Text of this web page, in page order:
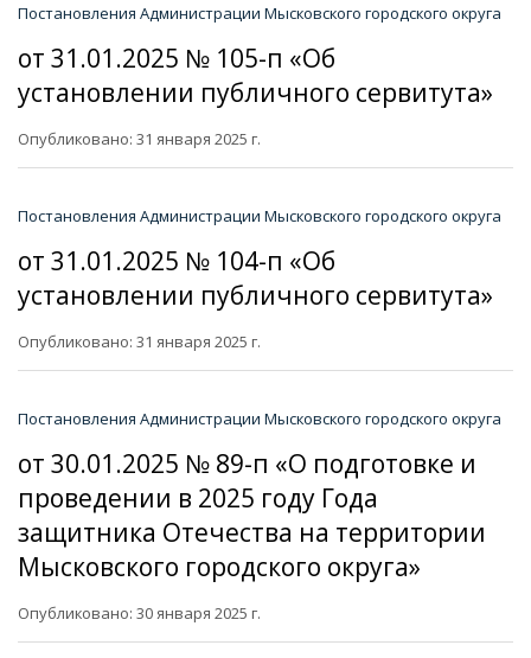
Постановления Администрации Мысковского городского округа
от 31.01.2025 № 105-п «Об
установлении публичного сервитута»
Опубликовано: 31 января 2025 г.
Постановления Администрации Мысковского городского округа
от 31.01.2025 № 104-п «Об
установлении публичного сервитута»
Опубликовано: 31 января 2025 г.
Постановления Администрации Мысковского городского округа
от 30.01.2025 № 89-п «О подготовке и
проведении в 2025 году Года
защитника Отечества на территории
Мысковского городского округа»
Опубликовано: 30 января 2025 г.